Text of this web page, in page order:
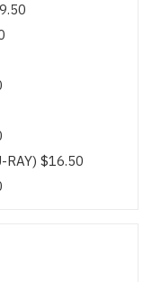
RAY) $16.50